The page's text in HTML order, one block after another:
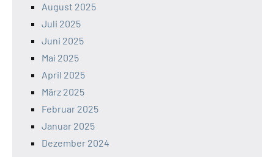
August 2025
Juli 2025
Juni 2025
Mai 2025
April 2025
März 2025
Februar 2025
Januar 2025
Dezember 2024